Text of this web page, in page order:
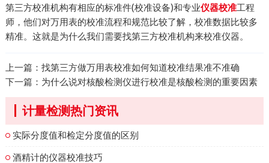
第三方校准机构有相应的标准件(校准设备)和专业仪器校准工程
师，他们对万用表的校准流程和规范比较了解，校准数据比较多
精准。这就是为什么我们需要找第三方校准机构来校准仪器。
上一篇： 找第三方做万用表校准如何知道校准结果准不准确
下一篇： 为什么说对核酸检测仪进行校准是核酸检测的重要因素
计量检测热门资讯
实际分度值和检定分度值的区别
酒精计的仪器校准技巧